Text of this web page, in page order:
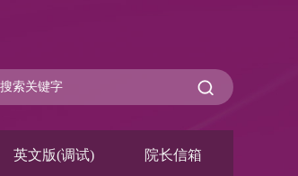
英文版(调试) 院长信箱